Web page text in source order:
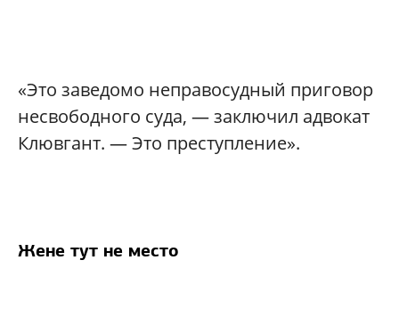
«Это заведомо неправосудный приговор
несвободного суда, — заключил адвокат
Клювгант. — Это преступление».
Жене тут не место